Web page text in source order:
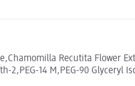
Recutita Flower
14 M,PEG-90